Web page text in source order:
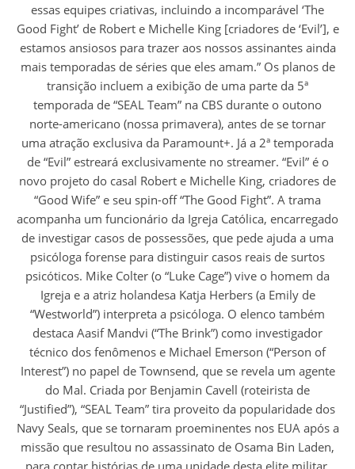
essas equipes criativas, incluindo a incomparável ‘The
Good Fight’ de Robert e Michelle King [criadores de ‘Evil’], e
estamos ansiosos para trazer aos nossos assinantes ainda
mais temporadas de séries que eles amam.” Os planos de
transição incluem a exibição de uma parte da 5ª
temporada de “SEAL Team” na CBS durante o outono
norte-americano (nossa primavera), antes de se tornar
uma atração exclusiva da Paramount+. Já a 2ª temporada
de “Evil” estreará exclusivamente no streamer. “Evil” é o
novo projeto do casal Robert e Michelle King, criadores de
“Good Wife” e seu spin-off “The Good Fight”. A trama
acompanha um funcionário da Igreja Católica, encarregado
de investigar casos de possessões, que pede ajuda a uma
psicóloga forense para distinguir casos reais de surtos
psicóticos. Mike Colter (o “Luke Cage”) vive o homem da
Igreja e a atriz holandesa Katja Herbers (a Emily de
“Westworld”) interpreta a psicóloga. O elenco também
destaca Aasif Mandvi (“The Brink”) como investigador
técnico dos fenômenos e Michael Emerson (“Person of
Interest”) no papel de Townsend, que se revela um agente
do Mal. Criada por Benjamin Cavell (roteirista de
“Justified”), “SEAL Team” tira proveito da popularidade dos
Navy Seals, que se tornaram proeminentes nos EUA após a
missão que resultou no assassinato de Osama Bin Laden,